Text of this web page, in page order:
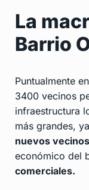
La
Barrio
Puntualmente
3400 vecinos
infraestructura
más grandes,
nuevos vecinos
económico del
comerciales.